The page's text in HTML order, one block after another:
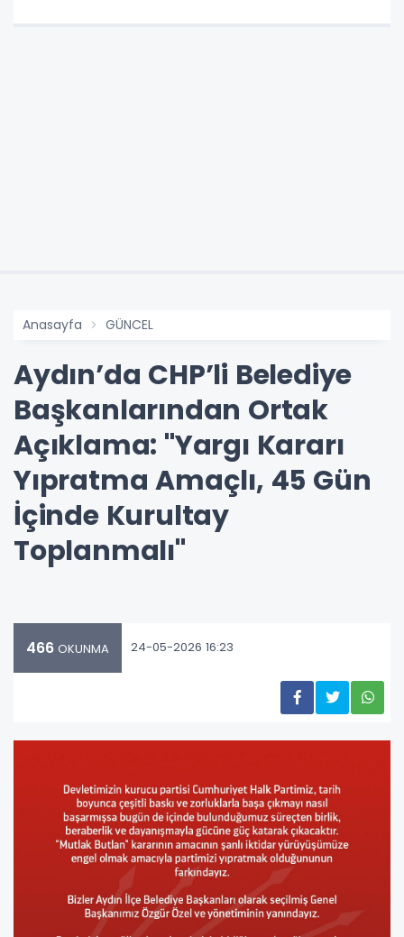
Anasayfa GÜNCEL
Aydın’da CHP’li Belediye
Başkanlarından Ortak
Açıklama: "Yargı Kararı
Yıpratma Amaçlı, 45 Gün
İçinde Kurultay
Toplanmalı"
466 OKUNMA 24-05-2026 16:23